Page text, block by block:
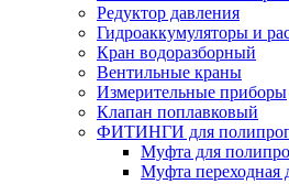
Редуктор давления
Гидроаккумуляторы и
Кран водоразборный
Вентильные краны
Измерительные приборы
Клапан поплавковый
ФИТИНГИ для
Муфта для
Муфта переходная